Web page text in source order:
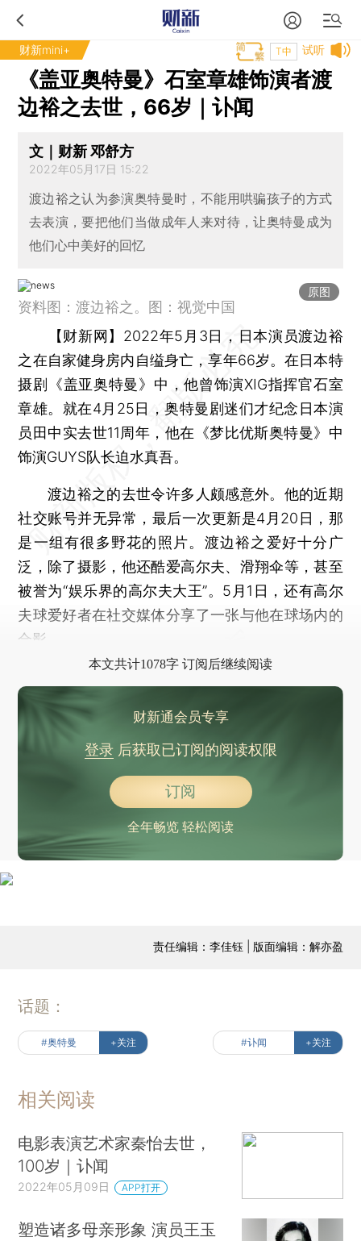
财新mini+ 试听
T中
《盖亚奥特曼》石室章雄饰演者渡
边裕之去世，66岁｜讣闻
文｜财新 邓舒方
2022年05月17日 15:22
渡边裕之认为参演奥特曼时，不能用哄骗孩子的方式
去表演，要把他们当做成年人来对待，让奥特曼成为
他们心中美好的回忆
原图
资料图：渡边裕之。图：视觉中国
【财新网】 2022年5月3日，日本演员渡边裕
之在自家健身房内自缢身亡，享年66岁。在日本特
摄剧《盖亚奥特曼》中，他曾饰演XIG指挥官石室
章雄。就在4月25日，奥特曼剧迷们才纪念日本演
员田中实去世11周年，他在《梦比优斯奥特曼》中
饰演GUYS队长迫水真吾。
渡边裕之的去世令许多人颇感意外。他的近期
社交账号并无异常，最后一次更新是4月20日，那
是一组有很多野花的照片。渡边裕之爱好十分广
泛，除了摄影，他还酷爱高尔夫、滑翔伞等，甚至
被誉为“娱乐界的高尔夫大王”。5月1日，还有高尔
夫球爱好者在社交媒体分享了一张与他在球场内的
合影。
本文共计1078字 订阅后继续阅读
财新通会员专享
登录后获取已订阅的阅读权限
订阅
全年畅览 轻松阅读
责任编辑：李佳钰 | 版面编辑：解亦盈
话题：
#奥特曼 +关注 #讣闻 +关注
相关阅读
电影表演艺术家秦怡去世，
100岁｜讣闻
2022年05月09日 APP打开
塑造诸多母亲形象 演员王玉